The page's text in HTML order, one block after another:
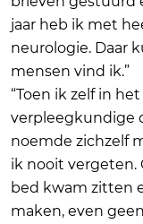
jaar heb ik met
neurologie. Daar
mensen vind ik.”
“Toen ik zelf in
verpleegkundige
noemde zichzelf
ik nooit vergeten.
bed kwam zitten
maken, even